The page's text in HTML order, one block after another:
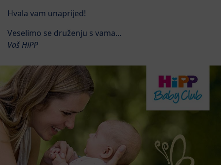
Hvala vam unaprijed!
Veselimo se druženju s vama...
Vaš HiPP